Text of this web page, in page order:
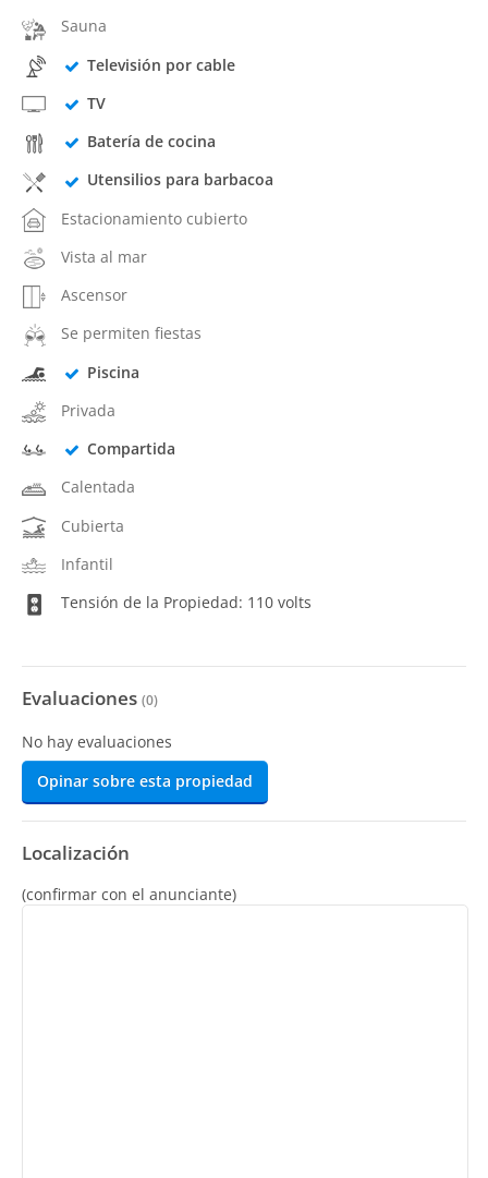
Sauna
Televisión por cable
TV
Batería de cocina
Utensilios para barbacoa
Estacionamiento cubierto
Vista al mar
Ascensor
Se permiten fiestas
Piscina
Privada
Compartida
Calentada
Cubierta
Infantil
Tensión de la Propiedad: 110 volts
Evaluaciones (0)
No hay evaluaciones
Opinar sobre esta propiedad
Localización
(confirmar con el anunciante)